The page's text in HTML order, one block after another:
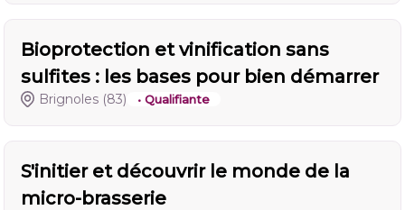
Bioprotection et vinification sans
sulfites : les bases pour bien démarrer
Brignoles (83) • Qualifiante
S'initier et découvrir le monde de la
micro-brasserie